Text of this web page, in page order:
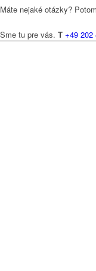
Máte nejaké otázky?
Sme tu pre vás. T +49 202